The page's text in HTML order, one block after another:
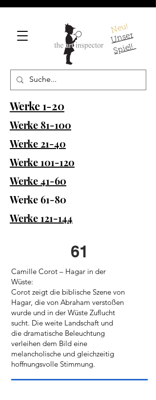
Neu!
U
ns
er
S
pi
el!
Werke 1-20
Werke 81-100
Werke 21-40
Werke 101-120
Werke 41-60
Werke 61-80
Werke 121-144
61
Camille Corot – Hagar in der
Wüste:
Corot zeigt die biblische Szene von
Hagar, die von Abraham verstoßen
wurde und in der Wüste Zuflucht
sucht. Die weite Landschaft und
die dramatische Beleuchtung
verleihen dem Bild eine
melancholische und gleichzeitig
hoffnungsvolle Stimmung.